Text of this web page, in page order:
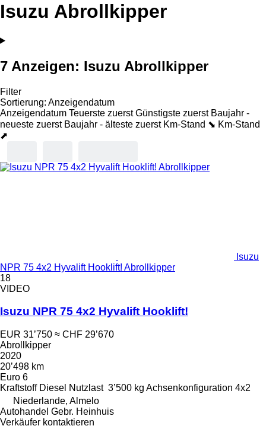
Isuzu Abrollkipper
7 Anzeigen: Isuzu Abrollkipper
Filter
Sortierung: Anzeigendatum
Anzeigendatum Teuerste zuerst Günstigste zuerst Baujahr -
neueste zuerst Baujahr - älteste zuerst Km-Stand ⬊ Km-Stand
⬈
Isuzu
NPR 75 4x2 Hyvalift Hooklift! Abrollkipper
18
VIDEO
Isuzu NPR 75 4x2 Hyvalift Hooklift!
EUR 31’750 ≈ CHF 29’670
Abrollkipper
2020
20’498 km
Euro 6
Kraftstoff Diesel Nutzlast 3’500 kg Achsenkonfiguration 4x2
Niederlande, Almelo
Autohandel Gebr. Heinhuis
Verkäufer kontaktieren